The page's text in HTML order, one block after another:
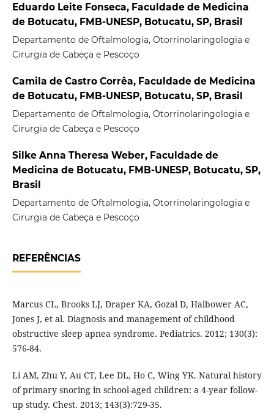
Eduardo Leite Fonseca, Faculdade de Medicina
de Botucatu, FMB-UNESP, Botucatu, SP, Brasil
Departamento de Oftalmologia, Otorrinolaringologia e
Cirurgia de Cabeça e Pescoço
Camila de Castro Corrêa, Faculdade de Medicina
de Botucatu, FMB-UNESP, Botucatu, SP, Brasil
Departamento de Oftalmologia, Otorrinolaringologia e
Cirurgia de Cabeça e Pescoço
Silke Anna Theresa Weber, Faculdade de
Medicina de Botucatu, FMB-UNESP, Botucatu, SP,
Brasil
Departamento de Oftalmologia, Otorrinolaringologia e
Cirurgia de Cabeça e Pescoço
REFERÊNCIAS
Marcus CL, Brooks LJ, Draper KA, Gozal D, Halbower AC,
Jones J, et al. Diagnosis and management of childhood
obstructive sleep apnea syndrome. Pediatrics. 2012; 130(3):
576-84.
Li AM, Zhu Y, Au CT, Lee DL, Ho C, Wing YK. Natural history
of primary snoring in school-aged children: a 4-year follow-
up study. Chest. 2013; 143(3):729-35.